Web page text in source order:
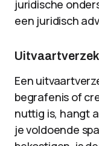
juridische
een juridisch
Een
begrafenis of
nuttig is, hangt
je voldoende